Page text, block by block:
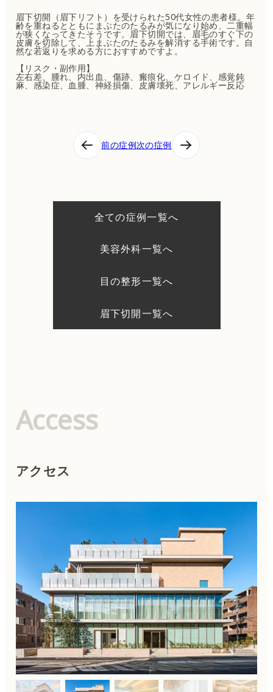
眉下切開（眉下リフト）を受けられた50代女性の患者様。年
齢を重ねるとともにまぶたのたるみが気になり始め、二重幅
が狭くなってきたそうです。眉下切開では、眉毛のすぐ下の
皮膚を切除して、上まぶたのたるみを解消する手術です。自
然な若返りを求める方におすすめですよ。
【リスク・副作用】
左右差、腫れ、内出血、傷跡、瘢痕化、ケロイド、感覚鈍
麻、感染症、血腫、神経損傷、皮膚壊死、アレルギー反応
前の症例次の症例
全ての症例一覧へ
美容外科一覧へ
目の整形一覧へ
眉下切開一覧へ
Access
アクセス